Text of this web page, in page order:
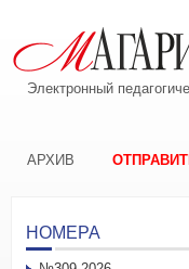
Электронный
АРХИВ
НОМЕРА